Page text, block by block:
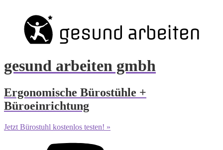
gesund arbeiten gmbh
Ergonomische Bürostühle +
Büroeinrichtung
Jetzt Bürostuhl kostenlos testen! »